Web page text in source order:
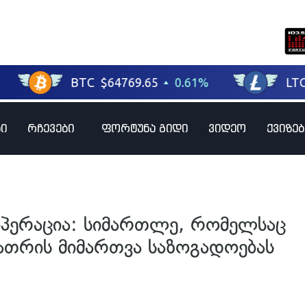
რჩევები ფორტუნა გიდი ვიდეო
სიმართლე, რომელსაც
მიმართვა საზოგადოებას